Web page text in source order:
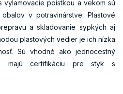
poistkou a vekom sú
v potravinárstve. Plastové
a skladovanie sypkých aj
plastových vedier je ich nízka
Sú vhodné ako jednocestný
majú certifikáciu pre styk s